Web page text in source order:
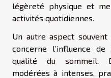
légèreté physique et
activités quotidiennes.
Un autre aspect
concerne l’influence
qualité du sommeil.
modérées à intenses,